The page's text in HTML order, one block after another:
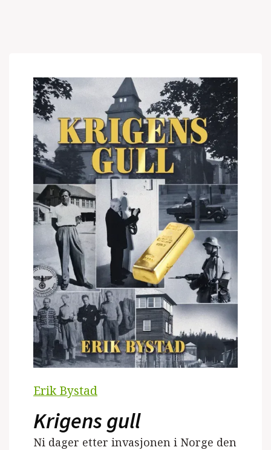
Erik Bystad
Krigens gull
Ni dager etter invasjonen i Norge den